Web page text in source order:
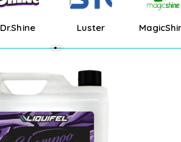
Dr.Shine Luster